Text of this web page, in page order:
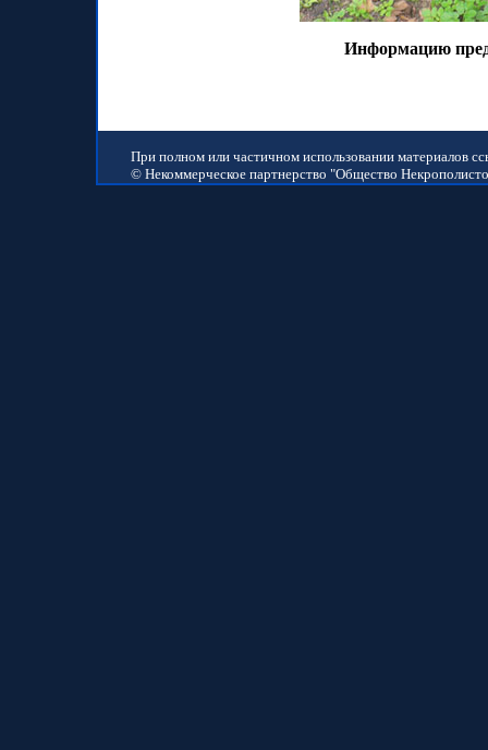
Информацию
При полном или частичном использовании материалов
© Некоммерческое партнерство "Общество